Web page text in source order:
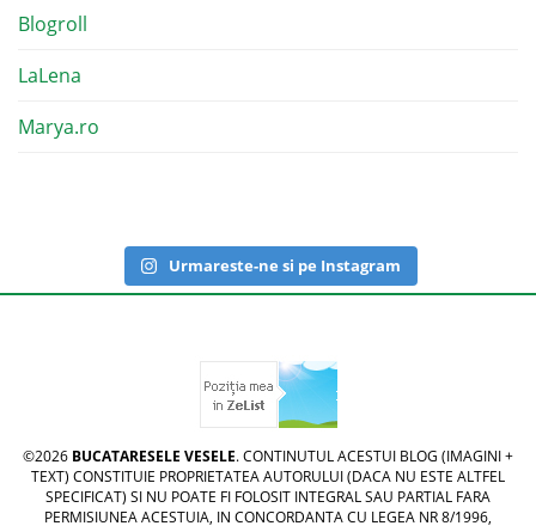
Blogroll
LaLena
Marya.ro
Urmareste-ne si pe Instagram
©2026 BUCATARESELE VESELE. CONTINUTUL ACESTUI BLOG (IMAGINI +
TEXT) CONSTITUIE PROPRIETATEA AUTORULUI (DACA NU ESTE ALTFEL
SPECIFICAT) SI NU POATE FI FOLOSIT INTEGRAL SAU PARTIAL FARA
PERMISIUNEA ACESTUIA, IN CONCORDANTA CU LEGEA NR 8/1996,